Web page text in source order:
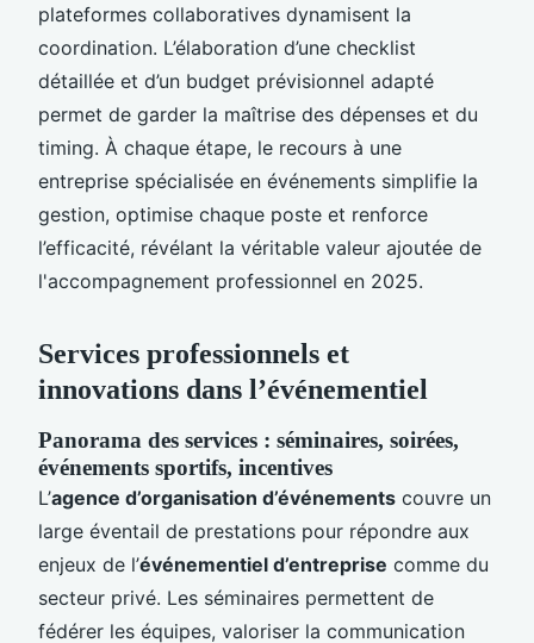
plateformes collaboratives dynamisent la
coordination. L’élaboration d’une checklist
détaillée et d’un budget prévisionnel adapté
permet de garder la maîtrise des dépenses et du
timing. À chaque étape, le recours à une
entreprise spécialisée en événements simplifie la
gestion, optimise chaque poste et renforce
l’efficacité, révélant la véritable valeur ajoutée de
l'accompagnement professionnel en 2025.
Services professionnels et
innovations dans l’événementiel
Panorama des services : séminaires, soirées,
événements sportifs, incentives
L’agence d’organisation d’événements couvre un
large éventail de prestations pour répondre aux
enjeux de l’événementiel d’entreprise comme du
secteur privé. Les séminaires permettent de
fédérer les équipes, valoriser la communication